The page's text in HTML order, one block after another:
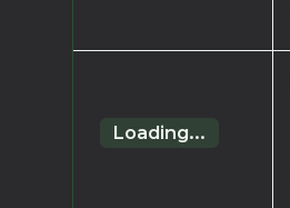
Loading...